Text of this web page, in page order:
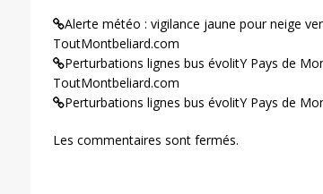
Alerte météo : vigilance jaune pour neige
ToutMontbeliard.com
Perturbations lignes bus évolitY Pays de
ToutMontbeliard.com
Perturbations lignes bus évolitY Pays de
Les commentaires sont fermés.